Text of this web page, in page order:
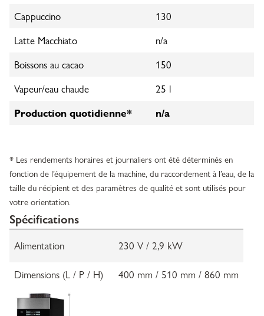
Cappuccino 130
Latte Macchiato n/a
Boissons au cacao 150
Vapeur/eau chaude 25 l
Production quotidienne* n/a
* Les rendements horaires et journaliers ont été déterminés en
fonction de l’équipement de la machine, du raccordement à l’eau, de la
taille du récipient et des paramètres de qualité et sont utilisés pour
votre orientation.
Spécifications
Alimentation 230 V / 2,9 kW
Dimensions (L / P / H) 400 mm / 510 mm / 860 mm